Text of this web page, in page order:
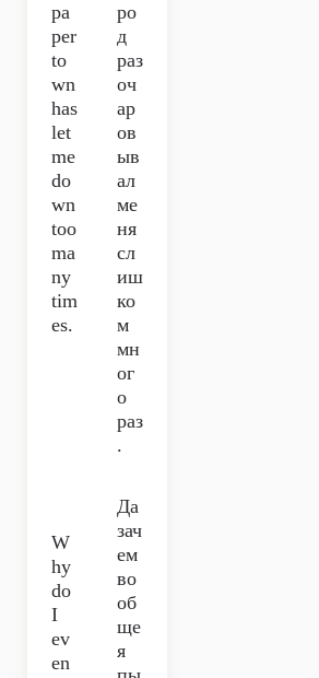
pa
per
to
wn
has
let
me
do
wn
too
ma
ny
tim
es.
ро
д
раз
оч
ар
ов
ыв
ал
ме
ня
сл
иш
ко
м
мн
ог
о
раз
.
W
hy
do
I
ev
en
Да
зач
ем
во
об
ще
я